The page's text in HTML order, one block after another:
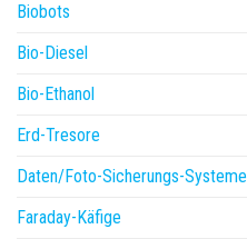
Biobots
Bio-Diesel
Bio-Ethanol
Erd-Tresore
Daten/Foto-Sicherungs-Systeme
Faraday-Käfige